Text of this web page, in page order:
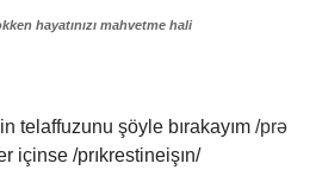
hayatınızı mahvetme hali
telaffuzunu şöyle bırakayım/prə
içinse /prıkrestineişın/